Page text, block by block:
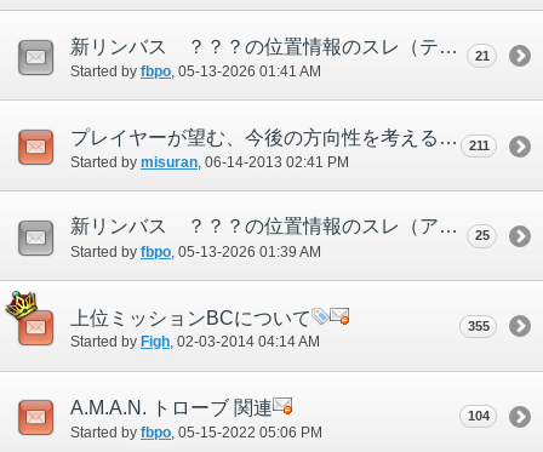
新リンバス ？？？の位置情報のスレ（テメナス
Started by fbpo‎, 05-13-2026 01:41 AM
21
プレイヤーが望む、今後の方向性を考えるスレ
Started by misuran ‎, 06-14-2013 02:41 PM
211
新リンバス ？？？の位置情報のスレ（アポリオン
Started by fbpo‎, 05-13-2026 01:39 AM
25
上位ミッションBCについて
Started by Figh‎, 02-03-2014 04:14 AM
355
A.M.A.N. トローブ 関連
Started by fbpo ‎, 05-15-2022 05:06 PM
104